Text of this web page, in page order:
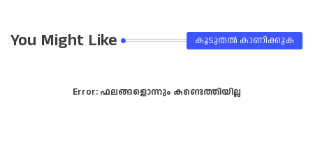
You Might Like കൂടുതൽ‍ കാണിക്കുക
Error:ഫലങ്ങളൊന്നും കണ്ടെത്തിയില്ല